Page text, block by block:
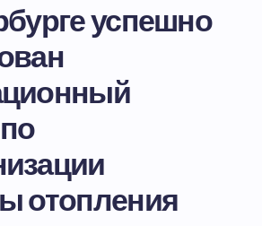
успешно
отопления